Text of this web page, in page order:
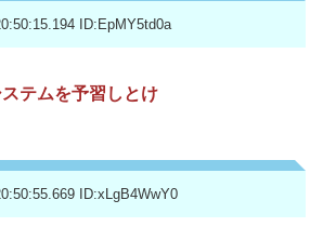
ID:EpMY5td0a
テムを予習しとけ
ID:xLgB4WwY0